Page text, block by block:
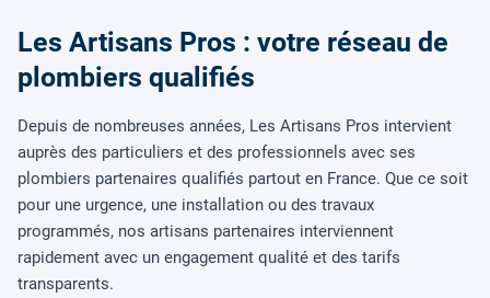
Les Artisans Pros : votre réseau de
plombiers qualifiés
Depuis de nombreuses années, Les Artisans Pros intervient
auprès des particuliers et des professionnels avec ses
plombiers partenaires qualifiés partout en France. Que ce soit
pour une urgence, une installation ou des travaux
programmés, nos artisans partenaires interviennent
rapidement avec un engagement qualité et des tarifs
transparents.